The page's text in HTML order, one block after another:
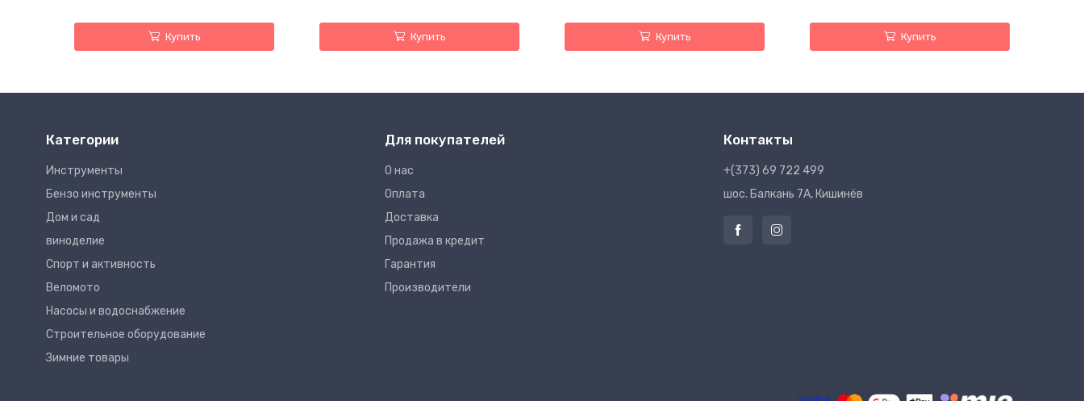
Купить Купить Купить Купить
Категории
Инструменты
Бензо инструменты
Дом и сад
виноделие
Спорт и активность
Веломото
Насосы и водоснабжение
Строительное оборудование
Зимние товары
Для покупателей
О нас
Оплата
Доставка
Продажа в кредит
Гарантия
Производители
Контакты
+(373) 69 722 499
шос. Балкань 7A, Кишинёв